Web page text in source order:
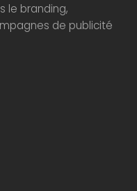
le branding,
de publicité